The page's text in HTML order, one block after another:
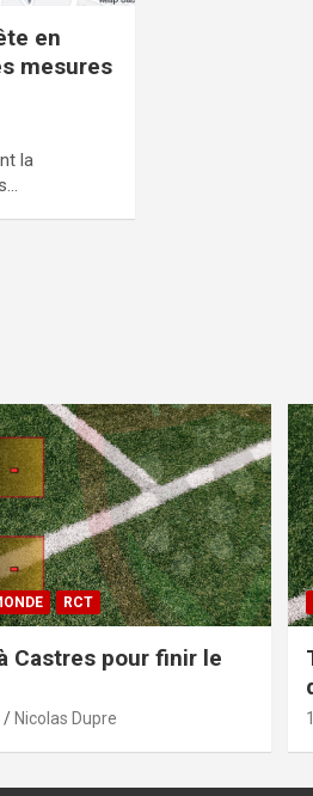
en
mesures
la
RCT
Castres pour finir le
Nicolas Dupre